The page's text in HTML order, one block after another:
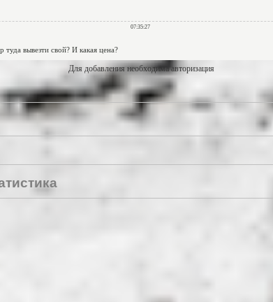
Для добавления необходима авторизация